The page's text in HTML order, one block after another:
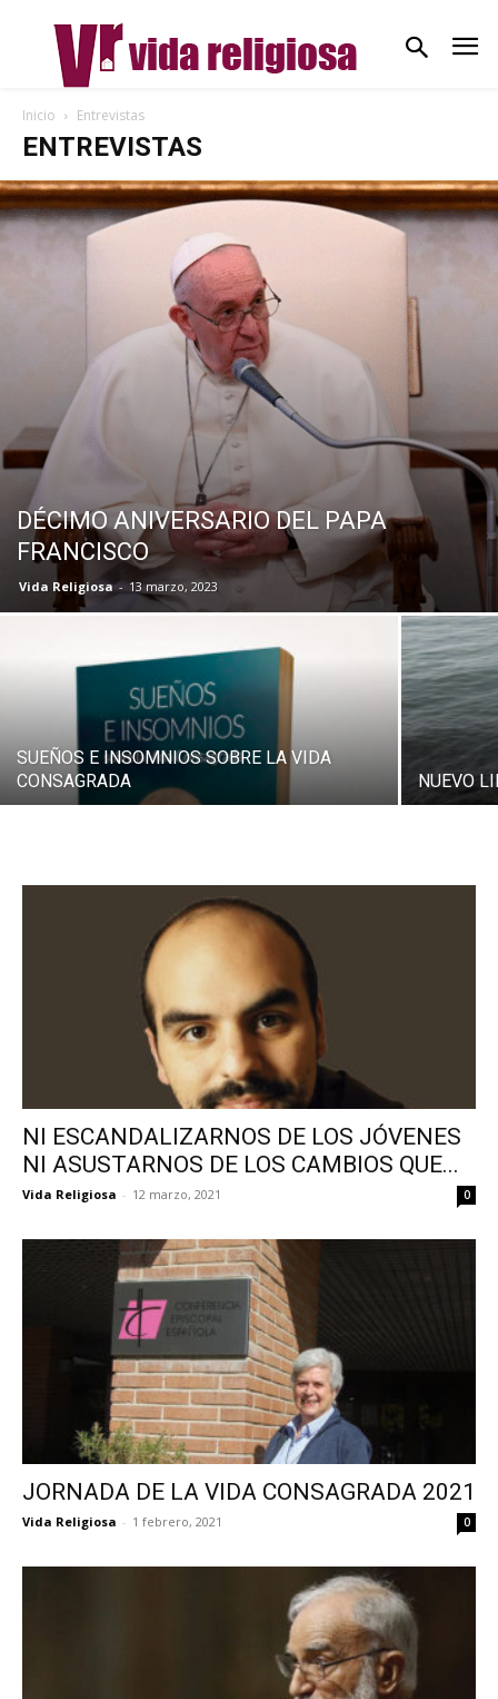
Inicio Entrevistas
ENTREVISTAS
DÉCIMO ANIVERSARIO DEL PAPA
FRANCISCO
Vida Religiosa - 13 marzo, 2023
SUEÑOS E INSOMNIOS SOBRE LA VIDA
CONSAGRADA
NUEVO
NI ESCANDALIZARNOS DE LOS JÓVENES
NI ASUSTARNOS DE LOS CAMBIOS QUE...
Vida Religiosa - 12 marzo, 2021 0
JORNADA DE LA VIDA CONSAGRADA 2021
Vida Religiosa - 1 febrero, 2021 0